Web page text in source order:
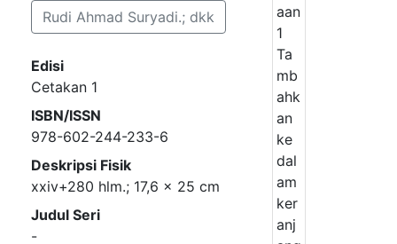
Rudi Ahmad Suryadi.; dkk
Edisi
Cetakan 1
ISBN/ISSN
978-602-244-233-6
Deskripsi Fisik
xxiv+280 hlm.; 17,6 x 25 cm
Judul Seri
-
aan
1
Ta
mb
ahk
an
ke
dal
am
ker
anj